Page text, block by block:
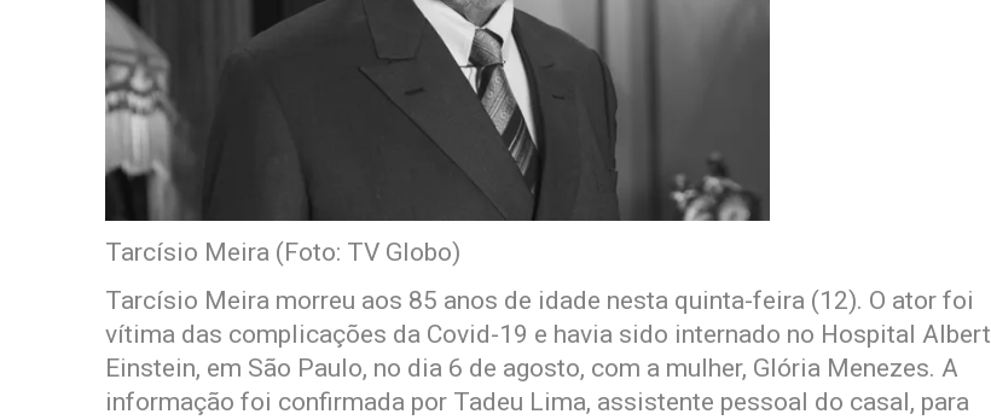
Tarcísio Meira (Foto: TV Globo)
Tarcísio Meira morreu aos 85 anos de idade nesta quinta-feira (12). O ator foi
vítima das complicações da Covid-19 e havia sido internado no Hospital Albert
Einstein, em São Paulo, no dia 6 de agosto, com a mulher, Glória Menezes. A
informação foi confirmada por Tadeu Lima, assistente pessoal do casal, para